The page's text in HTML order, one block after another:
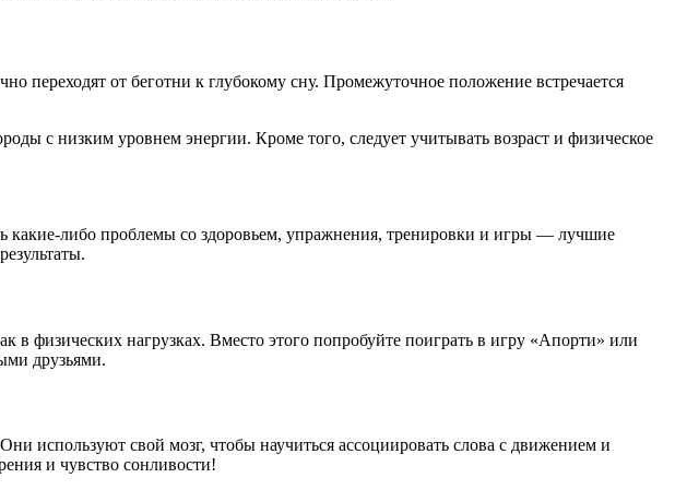
переходят от беготни к глубокому сну. Промежуточное положение встречается
с низким уровнем энергии. Кроме того, следует учитывать возраст и физическое
какие-либо проблемы со здоровьем, упражнения, тренировки и игры — лучшие
физических нагрузках. Вместо этого попробуйте поиграть в игру «Апорти» или
друзьями.
используют свой мозг, чтобы научиться ассоциировать слова с движением и
и чувство сонливости!